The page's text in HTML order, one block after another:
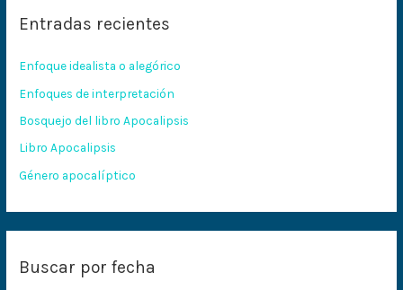
a
p
o
r
:
Entradas recientes
Enfoque idealista o alegórico
Enfoques de interpretación
Bosquejo del libro Apocalipsis
Libro Apocalipsis
Género apocalíptico
Buscar por fecha